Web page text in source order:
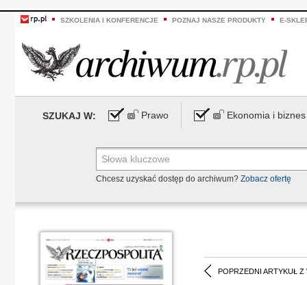
SZKOLENIA I KONFERENCJE POZNAJ NASZE PRODUKTY E-
SZUKAJ W: Prawo Ekonomia i biznes
Chcesz uzyskać dostęp do archiwum? Zobacz ofertę
POPRZEDNI ARTYKUŁ Z